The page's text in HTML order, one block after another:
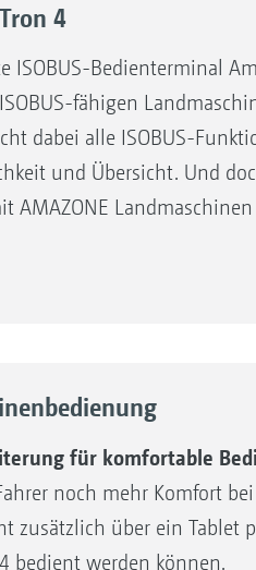
an
das passende
und präzise
und Entlastung
4
ISOBUS-Bedienterminal
fähigen
dabei alle ISOBUS-
und Übersicht. Und
AMAZONE
Griff
Menüführung für eine
für komfortable
noch mehr Komfort
zusätzlich über ein Tablet
bedient werden können.